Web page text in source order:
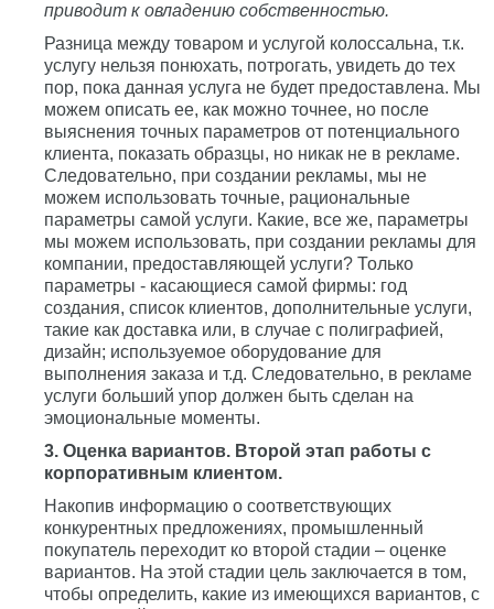
приводит к овладению собственностью.
Разница между товаром и услугой колоссальна, т.к.
услугу нельзя понюхать, потрогать, увидеть до тех
пор, пока данная услуга не будет предоставлена. Мы
можем описать ее, как можно точнее, но после
выяснения точных параметров от потенциального
клиента, показать образцы, но никак не в рекламе.
Следовательно, при создании рекламы, мы не
можем использовать точные, рациональные
параметры самой услуги. Какие, все же, параметры
мы можем использовать, при создании рекламы для
компании, предоставляющей услуги? Только
параметры - касающиеся самой фирмы: год
создания, список клиентов, дополнительные услуги,
такие как доставка или, в случае с полиграфией,
дизайн; используемое оборудование для
выполнения заказа и т.д. Следовательно, в рекламе
услуги больший упор должен быть сделан на
эмоциональные моменты.
3. Оценка вариантов. Второй этап работы с
корпоративным клиентом.
Накопив информацию о соответствующих
конкурентных предложениях, промышленный
покупатель переходит ко второй стадии – оценке
вариантов. На этой стадии цель заключается в том,
чтобы определить, какие из имеющихся вариантов, с